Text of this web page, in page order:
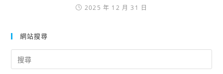
2025 年 12 月 31 日
網站搜尋
for: